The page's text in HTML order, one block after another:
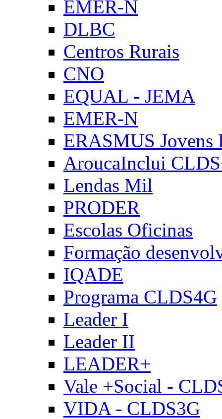
EMER-N
DLBC
Centros Rurais
CNO
EQUAL - JEMA
EMER-N
ERASMUS Jovens
AroucaInclui
Lendas Mil
PRODER
Escolas Oficinas
Formação
IQADE
Programa CLDS4G
Leader I
Leader II
LEADER+
Vale +Social -
VIDA - CLDS3G